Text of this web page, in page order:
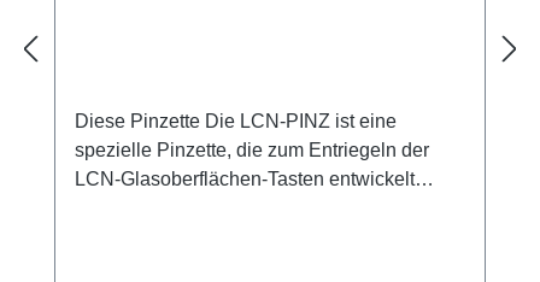
Diese Pinzette Die LCN-PINZ ist eine
spezielle Pinzette, die zum Entriegeln der
LCN-Glasoberflächen-Tasten entwickelt